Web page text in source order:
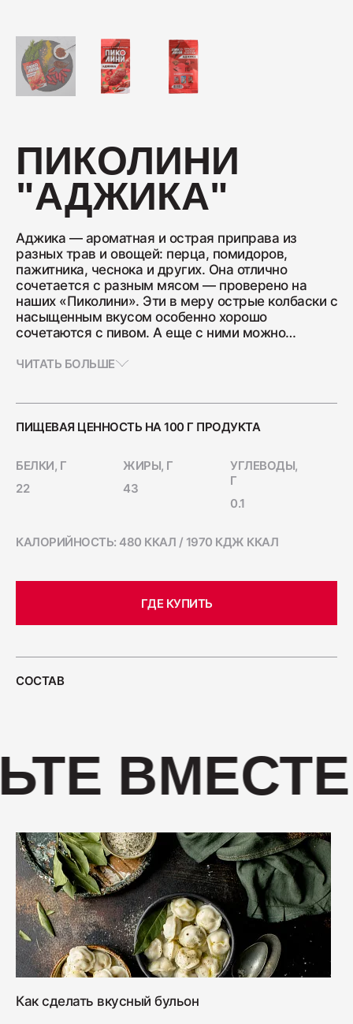
Колбаса с/к Коньячная
110
Нарезка Индейка варёно-копчёная
Колбаса сырокопчёная Сальчичон
260
Ветчина "Для тостов"
Колбаса сырокопчёная "Зернистая"
ГОСТ
Бекон "Дабл Смок"
Салями "Венская"
ПИКОЛИНИ
"АДЖИКА"
Аджика — ароматная и острая приправа из
разных трав и овощей: перца, помидоров,
пажитника, чеснока и других. Она отлично
сочетается с разным мясом — проверено на
наших «Пиколини». Эти в меру острые колбаски с
насыщенным вкусом особенно хорошо
сочетаются с пивом. А еще с ними можно
фасолью. Пикантные колбаски придадут ему
Удобную небольшую упаковку легко взять с
ЧИТАТЬ БОЛЬШЕ
ПИЩЕВАЯ ЦЕННОСТЬ НА 100 Г ПРОДУКТА
БЕЛКИ, Г
22
ЖИРЫ, Г
43
УГЛЕВОДЫ,
Г
0.1
КАЛОРИЙНОСТЬ: 480 ККАЛ / 1970 КДЖ ККАЛ
ГДЕ КУПИТЬ
СОСТАВ
Как сделать вкусный бульон